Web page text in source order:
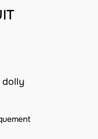
dolly